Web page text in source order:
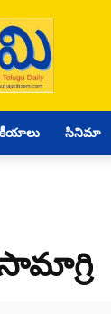
సినిమా
సామాగ్రి